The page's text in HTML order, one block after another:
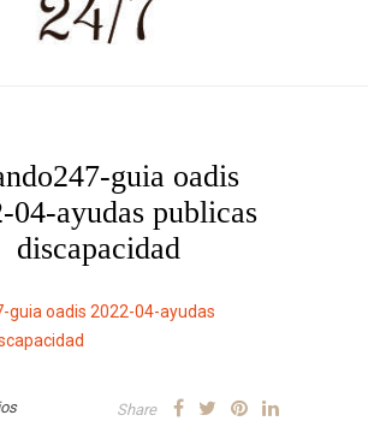
guia oadis
04-ayudas publicas
discapacidad
guia oadis 2022-04-ayudas
Share